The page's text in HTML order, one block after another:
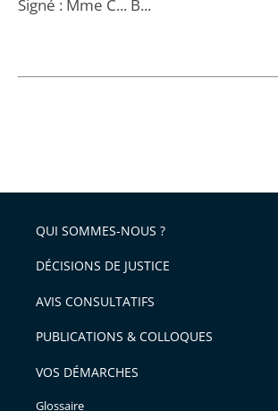
Signé : Mme C... B...
QUI SOMMES-NOUS ?
DÉCISIONS DE JUSTICE
AVIS CONSULTATIFS
PUBLICATIONS & COLLOQUES
VOS DÉMARCHES
Glossaire